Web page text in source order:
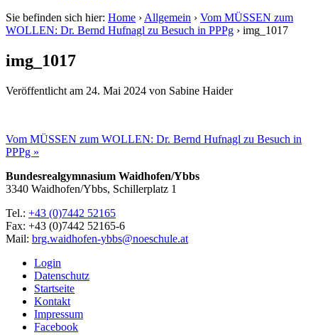
Sie befinden sich hier: Home › Allgemein › Vom MÜSSEN zum
WOLLEN: Dr. Bernd Hufnagl zu Besuch in PPPg › img_1017
img_1017
Veröffentlicht am 24. Mai 2024 von Sabine Haider
Vom MÜSSEN zum WOLLEN: Dr. Bernd Hufnagl zu Besuch in
PPPg »
Bundesrealgymnasium Waidhofen/Ybbs
3340 Waidhofen/Ybbs, Schillerplatz 1
Tel.: +43 (0)7442 52165
Fax: +43 (0)7442 52165-6
Mail: brg.waidhofen-ybbs@noeschule.at
Login
Datenschutz
Startseite
Kontakt
Impressum
Facebook